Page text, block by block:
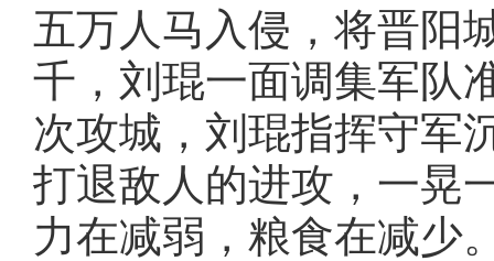
五万人马入侵，将晋阳
千，刘琨一面调集军队
次攻城，刘琨指挥守军
打退敌人的进攻，一晃
力在减弱，粮食在减少